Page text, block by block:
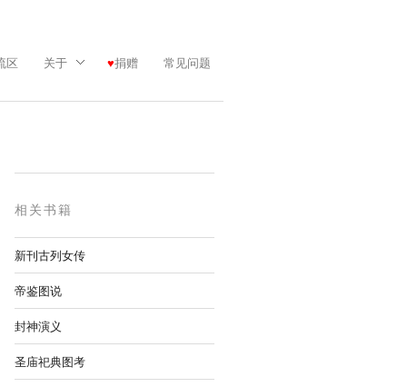
区 关于 捐赠 常见问题
相关书籍
新刊古列女传
帝鉴图说
封神演义
圣庙祀典图考